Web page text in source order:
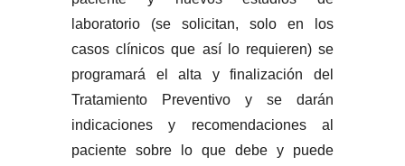
laboratorio (se solicitan, solo en los
casos clínicos que así lo requieren) se
programará el alta y finalización del
Tratamiento Preventivo y se darán
indicaciones y recomendaciones al
paciente sobre lo que debe y puede